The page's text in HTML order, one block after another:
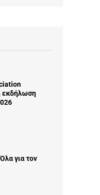
εκδήλωση
για τον